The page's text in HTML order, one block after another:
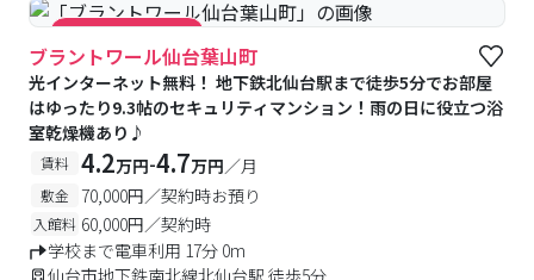
#キャンペーン実施中
ブラントワール仙台葉山町
光インターネット無料！ 地下鉄北仙台駅まで徒歩5分でお部屋
はゆったり9.3帖のセキュリティマンション！雨の日に役立つ浴
室乾燥機あり♪
賃料 4.2万円-4.7万円／月
敷金 70,000円／契約時お預り
入館料 60,000円／契約時
学校まで電車利用 17分 0m
仙台市地下鉄南北線北仙台駅 徒歩5分